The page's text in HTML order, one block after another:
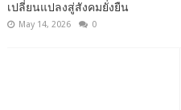
เปลี่ยนแปลงสู่สังคมยั่งยืน
May 14, 2026 0